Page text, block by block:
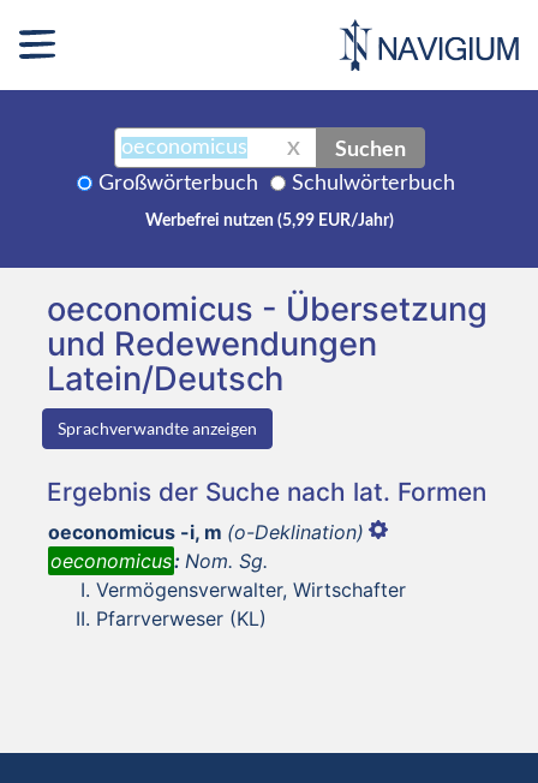
X Suchen
Großwörterbuch Schulwörterbuch
Werbefrei nutzen (5,99 EUR/Jahr)
oeconomicus - Übersetzung
und Redewendungen
Latein/Deutsch
Sprachverwandte anzeigen
Ergebnis der Suche nach lat. Formen
oeconomicus -i, m (o-Deklination)
oeconomicus: Nom. Sg.
Vermögensverwalter, Wirtschafter
Pfarrverweser (KL)